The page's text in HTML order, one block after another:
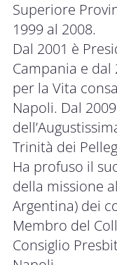
Superiore
1999 al 2008.
Dal 2001 è
Campania e dal
per la Vita
Napoli. Dal
Trinità dei
Ha profuso il
della missione
Argentina) dei
Membro del
Consiglio